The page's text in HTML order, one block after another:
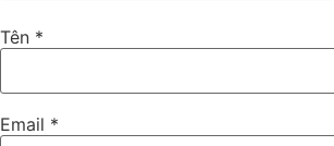
Tên *
Email *